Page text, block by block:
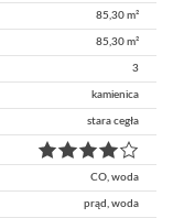
85,30 m²
85,30 m²
3
kamienica
stara cegła
CO, woda
prąd, woda